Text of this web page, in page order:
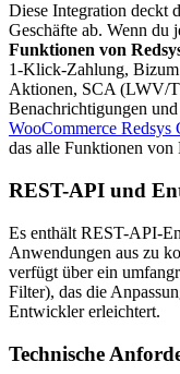
Diese Integration deckt
Geschäfte ab. Wenn du
Funktionen von
1-Klick-Zahlung,
Aktionen, SCA (LWV/
Benachrichtigungen
WooCommerce Redsys
das alle Funktionen von
REST-API und
Es enthält REST-API-
Anwendungen aus zu
verfügt über ein
Filter), das die
Entwickler erleichtert.
Technische